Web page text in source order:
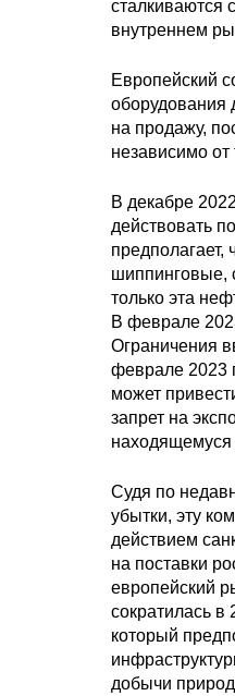
сталкиваются
внутреннем
Европейский
оборудования
на продажу,
независимо от
В декабре
действовать
предполагает,
шиппинговые,
только эта
В феврале
Ограничения
феврале 2023
может
запрет на
Судя по
убытки, эту
действием
на поставки
европейский
сократилась
который
добычи